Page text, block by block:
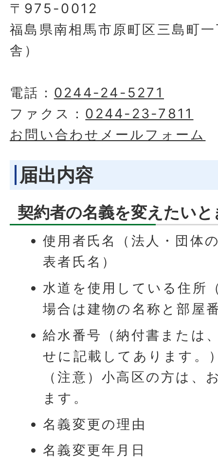
〒975-0012
福島県南相馬市原町区三島町
舎）
電話： 0244-24-5271
ファクス： 0244-23-7811
お問い合わせメールフォーム
届出内容
契約者の名義を変えたいと
使用者氏名（法人・団体
表者氏名）
水道を使用している住所
場合は建物の名称と部屋
給水番号（納付書または
せに記載してあります。
（注意）小高区の方は、
ます。
名義変更の理由
名義変更年月日